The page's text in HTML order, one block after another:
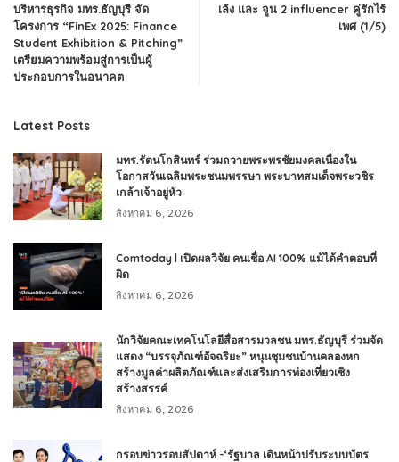
บริหารธุรกิจ มทร.ธัญบุรี จัด
โครงการ “FinEx 2025: Finance
Student Exhibition & Pitching”
เตรียมความพร้อมสู่การเป็นผู้
ประกอบการในอนาคต
เล้ง และ จูน 2 influencer คู่รักไร้
เพศ (1/5)
Latest Posts
มทร.รัตนโกสินทร์ ร่วมถวายพระพรชัยมงคลเนื่องใน
โอกาสวันเฉลิมพระชนมพรรษา พระบาทสมเด็จพระวชิร
เกล้าเจ้าอยู่หัว
สิงหาคม 6, 2026
Comtoday l เปิดผลวิจัย คนเชื่อ AI 100% แม้ได้คำตอบที่
ผิด
สิงหาคม 6, 2026
นักวิจัยคณะเทคโนโลยีสื่อสารมวลชน มทร.ธัญบุรี ร่วมจัด
แสดง “บรรจุภัณฑ์อัจฉริยะ” หนุนชุมชนบ้านคลองหก
สร้างมูลค่าผลิตภัณฑ์และส่งเสริมการท่องเที่ยวเชิง
สร้างสรรค์
สิงหาคม 6, 2026
กรอบข่าวรอบสัปดาห์ -‘รัฐบาล เดินหน้าปรับระบบบัตร